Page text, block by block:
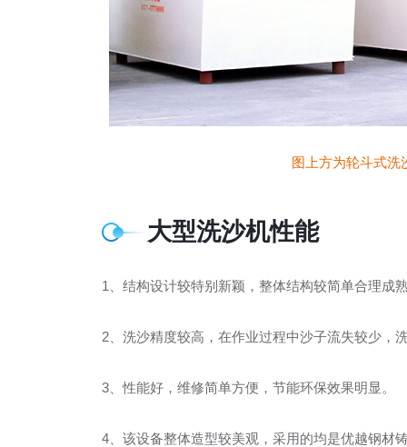
图上方为轮斗式
大型洗沙机性能
1、 结构设计较特别新颖，整体结构较简单合理成
2、 洗沙精度较高，在作业过程中沙子流失较少，
3、性能好，维修简单方便，节能环保效果明显。
4、 该设备整体造型较美观，采用的均是优越钢材